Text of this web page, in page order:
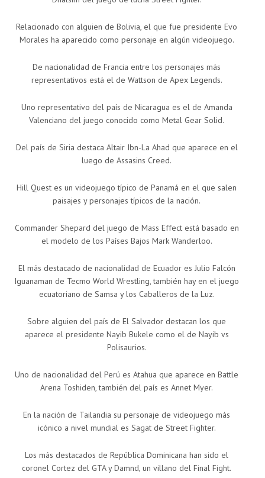
Relacionado con alguien de Bolivia, el que fue presidente Evo
Morales ha aparecido como personaje en algún videojuego.
De nacionalidad de Francia entre los personajes más
representativos está el de Wattson de Apex Legends.
Uno representativo del país de Nicaragua es el de Amanda
Valenciano del juego conocido como Metal Gear Solid.
Del país de Siria destaca Altair Ibn-La Ahad que aparece en el
luego de Assasins Creed.
Hill Quest es un videojuego típico de Panamá en el que salen
paisajes y personajes típicos de la nación.
Commander Shepard del juego de Mass Effect está basado en
el modelo de los Países Bajos Mark Wanderloo.
El más destacado de nacionalidad de Ecuador es Julio Falcón
Iguanaman de Tecmo World Wrestling, también hay en el juego
ecuatoriano de Samsa y los Caballeros de la Luz.
Sobre alguien del país de El Salvador destacan los que
aparece el presidente Nayib Bukele como el de Nayib vs
Polisaurios.
Uno de nacionalidad del Perú es Atahua que aparece en Battle
Arena Toshiden, también del país es Annet Myer.
En la nación de Tailandia su personaje de videojuego más
icónico a nivel mundial es Sagat de Street Fighter.
Los más destacados de República Dominicana han sido el
coronel Cortez del GTA y Damnd, un villano del Final Fight.